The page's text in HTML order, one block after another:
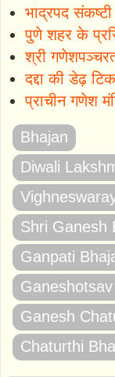
भाद्रपद
पुणे शहर के
श्री
दद्दा की डेढ़
प्राचीन गणेश
Bhajan
Diwali
Shri Ganesh
Ganpati
Ganesh
Chaturthi